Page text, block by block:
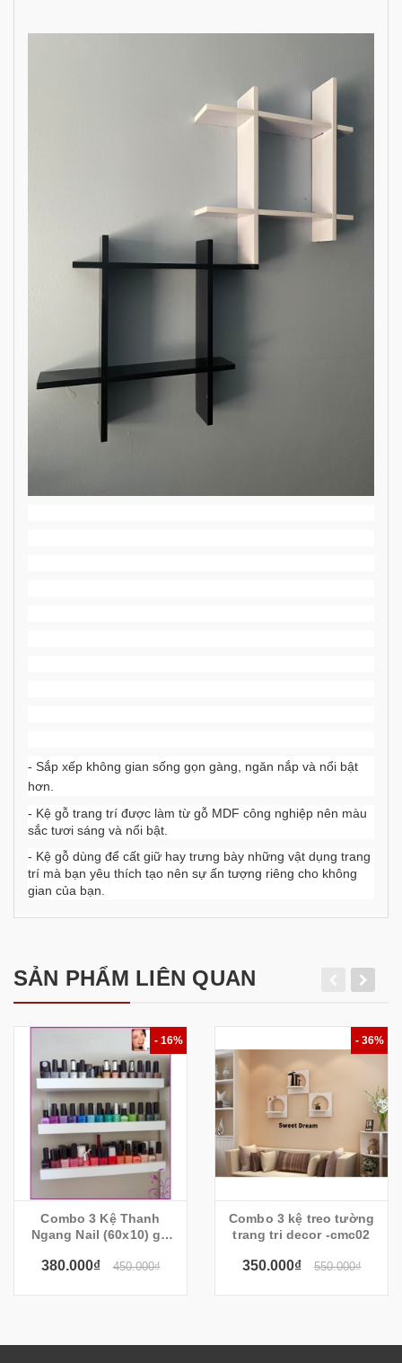
- Sắp xếp không gian sống gọn gàng, ngăn nắp và nổi bật
hơn.
- Kệ gỗ trang trí được làm từ gỗ MDF công nghiệp nên màu
sắc tươi sáng và nổi bật.
- Kệ gỗ dùng để cất giữ hay trưng bày những vật dụng trang
trí mà bạn yêu thích tạo nên sự ấn tượng riêng cho không
gian của bạn.
SẢN PHẨM LIÊN QUAN
- 16%
Combo 3 Kệ Thanh
Ngang Nail (60x10) gờ
380.000₫ 450.000₫
- 36%
Combo 3 kệ treo tường
trang tri decor -cmc02
350.000₫ 550.000₫